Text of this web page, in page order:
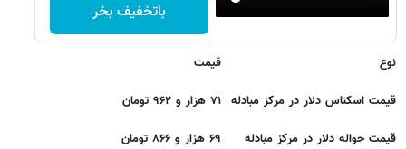
باتخفیف بخر
نوع قیمت
قیمت اسکناس دلار در مرکز مبادله ۷۱ هزار و ۹۶۲ تومان
قیمت حواله دلار در مرکز مبادله ۶۹ هزار و ۸۶۶ تومان